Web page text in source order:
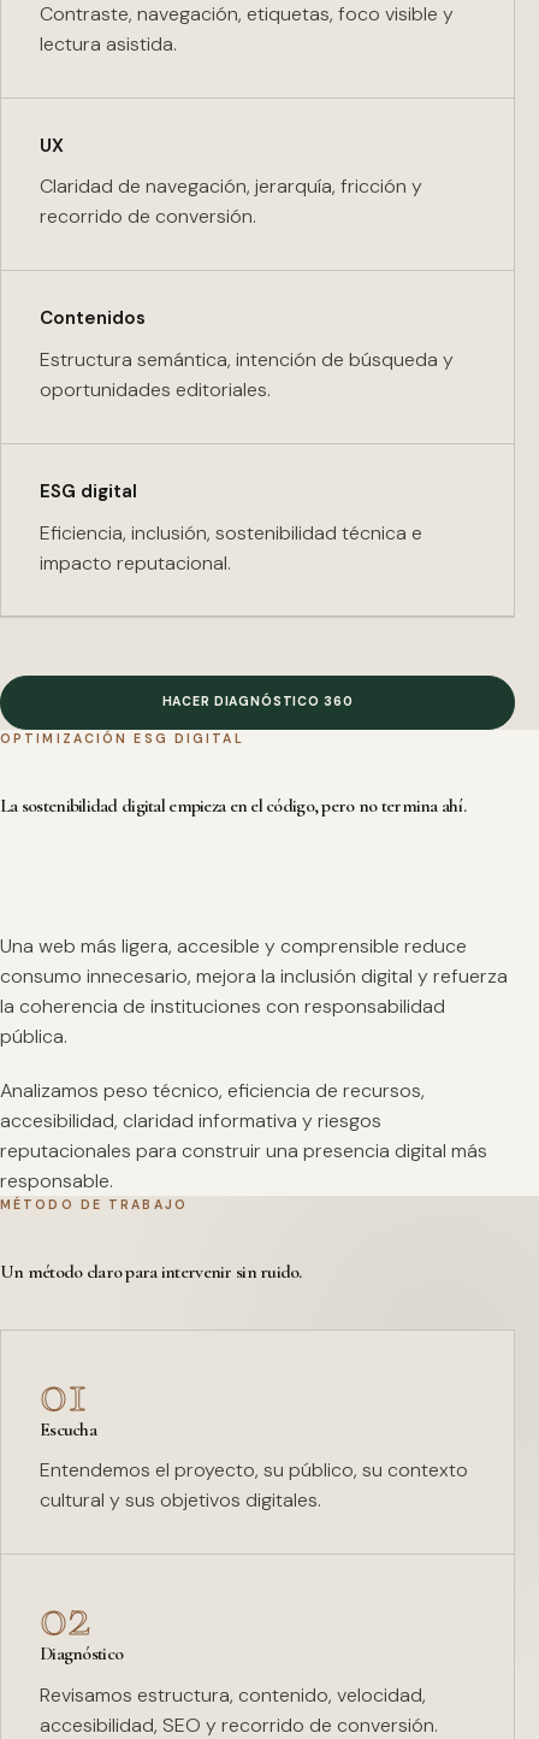
Contraste, navegación, etiquetas, foco visible y
lectura asistida.
UX
Claridad de navegación, jerarquía, fricción y
recorrido de conversión.
Contenidos
Estructura semántica, intención de búsqueda y
oportunidades editoriales.
ESG digital
Eficiencia, inclusión, sostenibilidad técnica e
impacto reputacional.
HACER DIAGNÓSTICO 360
OPTIMIZACIÓN ESG DIGITAL
La sostenibilidad digital empieza en el código, pero no termina ahí.
Una web más ligera, accesible y comprensible reduce
consumo innecesario, mejora la inclusión digital y refuerza
la coherencia de instituciones con responsabilidad
pública.
Analizamos peso técnico, eficiencia de recursos,
accesibilidad, claridad informativa y riesgos
reputacionales para construir una presencia digital más
responsable.
MÉTODO DE TRABAJO
Un método claro para intervenir sin ruido.
01
Escucha
Entendemos el proyecto, su público, su contexto
cultural y sus objetivos digitales.
02
Diagnóstico
Revisamos estructura, contenido, velocidad,
accesibilidad, SEO y recorrido de conversión.